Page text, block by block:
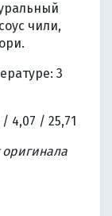
чили,
3
4,07 / 25,71
оригинала